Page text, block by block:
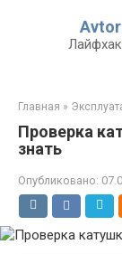
Главная »
Проверка
знать
Опубликовано: